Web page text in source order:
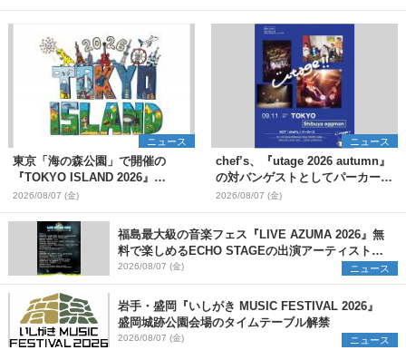
ニュース
東京「海の森公園」で開催の
『TOKYO ISLAND 2026』
BIGMAMA、flumpoolら第3弾出
演者7組を発表 ワークショッ
プ・アート出展者を募集
2026/08/07 (金)
ニュース
chef’s、『utage 2026 autumn』
の対バンゲストとしてパーカーズ
を発表
2026/08/07 (金)
福島最大級の音楽フェス『LIVE AZUMA 2026』無
料で楽しめるECHO STAGEの出演アーティストを
発表
2026/08/07 (金) ニュース
岩手・盛岡『いしがき MUSIC FESTIVAL 2026』
盛岡城跡公園会場のタイムテーブル解禁
2026/08/07 (金) ニュース